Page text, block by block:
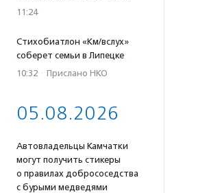
11:24
Стихобиатлон «Км/вслух»
соберет семьи в Липецке
10:32 · Прислано НКО
05.08.2026
Автовладельцы Камчатки
могут получить стикеры
о правилах добрососедства
с бурыми медведями